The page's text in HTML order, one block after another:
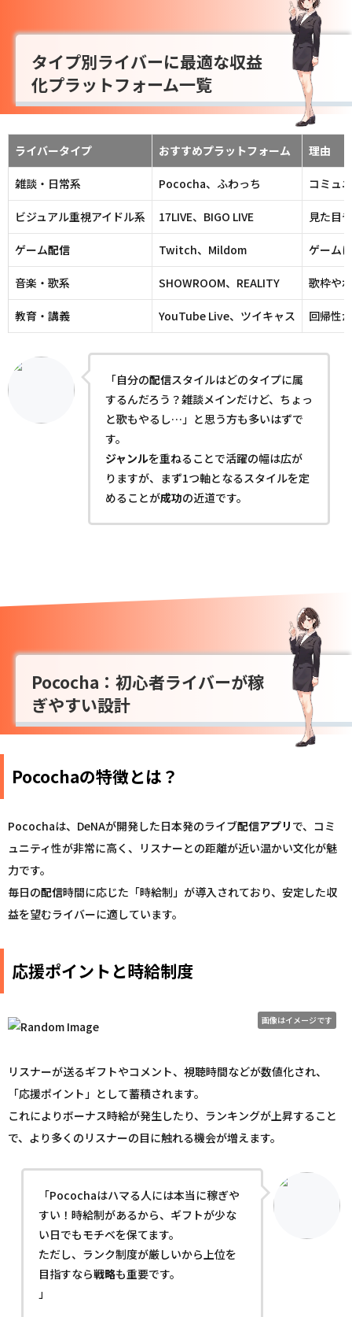
タイプ別ライバーに最適な収益
化プラットフォーム一覧
ライバータイプ おすすめプラットフォーム 理由
雑談・日常系 Pococha、ふわっち コミュ
ビジュアル重視アイドル系 17LIVE、BIGO LIVE 見た目
ゲーム配信 Twitch、Mildom ゲーム
音楽・歌系 SHOWROOM、REALITY 歌枠や
教育・講義 YouTube Live、ツイキャス 回帰性
「自分の配信スタイルはどのタイプに属
するんだろう？雑談メインだけど、ちょっ
と歌もやるし…」と思う方も多いはずで
す。
ジャンルを重ねることで活躍の幅は広が
りますが、まず1つ軸となるスタイルを定
めることが成功の近道です。
Pococha：初心者ライバーが稼
ぎやすい設計
Pocochaの特徴とは？
Pocochaは、DeNAが開発した日本発のライブ配信アプリ で、コミ
ュニティ性が非常に高く、リスナーとの距離が近い温かい文化が魅
力です。
毎日の配信時間に応じた「時給制」が導入されており、安定した収
益を望むライバーに適しています。
応援ポイントと時給制度
画像はイメージです
リスナーが送るギフトやコメント、視聴時間などが数値化され、
「応援ポイント」として蓄積されます。
これによりボーナス時給が発生したり、ランキングが上昇すること
で、より多くのリスナーの目に触れる機会が増えます。
「Pocochaはハマる人には本当に稼ぎや
すい！時給制があるから、ギフトが少な
い日でもモチベを保てます。
ただし、ランク制度が厳しいから上位を
目指すなら戦略も重要です。
」